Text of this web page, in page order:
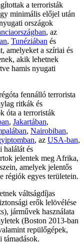
a terroristák
minimális előjel után
országok
, az
, Tunéziában és
amelyeket a szíriai és
akik lehetnek
hamis nyugati
fennálló terrorista
ritkák és
óta a terroristák
, Jakartában,
, Nairobiban,
, az USA-ban,
halálát és
jelentek meg Afrika,
amelyek jelentős
régiók egyes területein.
váltságdíjas
erők lelövélése
járművek használata
(Boston 2013-ban
repülőgépek,
támadások.